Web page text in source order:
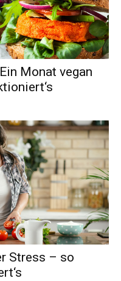
Monat vegan
Stress – so